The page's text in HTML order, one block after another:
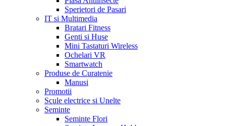
Sperietori de Pasari
IT si Multimedia
Bratari Fitness
Genti si Huse
Mini Tastaturi Wireless
Ochelari VR
Smartwatch
Produse de Curatenie
Manusi
Promotii
Scule electrice si Unelte
Seminte
Seminte Flori